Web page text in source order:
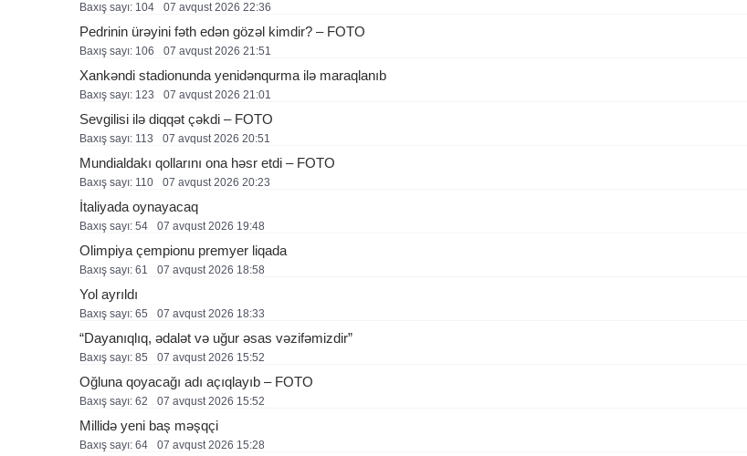
Baxış sayı: 104 07 avqust 2026 22:36
Pedrinin ürəyini fəth edən gözəl kimdir? – FOTO
Baxış sayı: 106 07 avqust 2026 21:51
Xankəndi stadionunda yenidənqurma ilə maraqlanıb
Baxış sayı: 123 07 avqust 2026 21:01
Sevgilisi ilə diqqət çəkdi – FOTO
Baxış sayı: 113 07 avqust 2026 20:51
Mundialdakı qollarını ona həsr etdi – FOTO
Baxış sayı: 110 07 avqust 2026 20:23
İtaliyada oynayacaq
Baxış sayı: 54 07 avqust 2026 19:48
Olimpiya çempionu premyer liqada
Baxış sayı: 61 07 avqust 2026 18:58
Yol ayrıldı
Baxış sayı: 65 07 avqust 2026 18:33
“Dayanıqlıq, ədalət və uğur əsas vəzifəmizdir”
Baxış sayı: 85 07 avqust 2026 15:52
Oğluna qoyacağı adı açıqlayıb – FOTO
Baxış sayı: 62 07 avqust 2026 15:52
Millidə yeni baş məşqçi
Baxış sayı: 64 07 avqust 2026 15:28